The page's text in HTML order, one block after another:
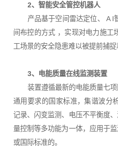
2、智能安全管控机器人
产品基于空间雷达定位、 A
间布控的方式 ，实现对电力施工
工场景的安全隐患难以被提前捕捉
3、电能质量在线监测装置
装置遵循最新的电能质量七
通用要求的国家标准，集谐波分
记录、闪变监测、电压不平衡度
量控制等多功能为一体，应用于
或国际标准的。